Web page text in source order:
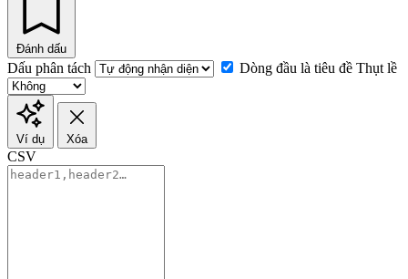
Đánh dấu
Dấu phân tách Dòng đầu là tiêu đề Thụt lề
Ví dụ Xóa
CSV